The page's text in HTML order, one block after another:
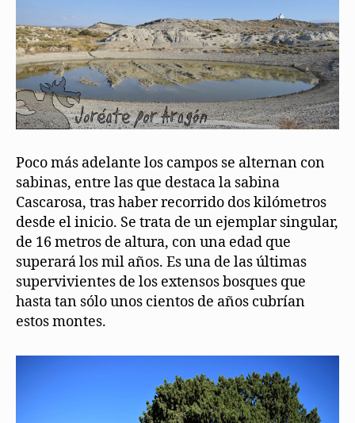
Poco más adelante los campos se alternan con
sabinas, entre las que destaca la sabina
Cascarosa, tras haber recorrido dos kilómetros
desde el inicio. Se trata de un ejemplar singular,
de 16 metros de altura, con una edad que
superará los mil años. Es una de las últimas
supervivientes de los extensos bosques que
hasta tan sólo unos cientos de años cubrían
estos montes.